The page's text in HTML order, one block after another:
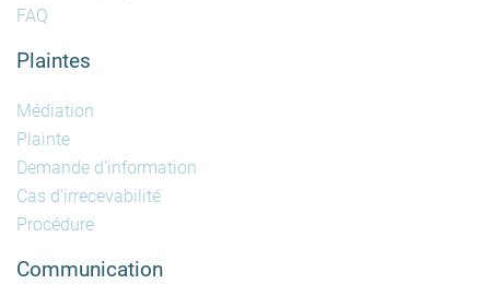
FAQ
Plaintes
Médiation
Plainte
Demande d'information
Cas d'irrecevabilité
Procédure
Communication